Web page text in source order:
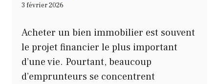
3 février 2026
Acheter un bien immobilier est souvent
le projet financier le plus important
d’une vie. Pourtant, beaucoup
d’emprunteurs se concentrent